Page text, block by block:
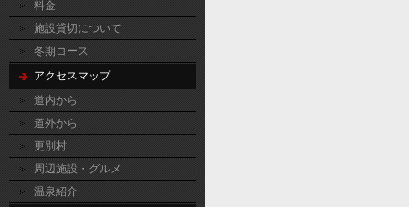
料金
施設貸切について
冬期コース
アクセスマップ
道内から
道外から
更別村
周辺施設・グルメ
温泉紹介